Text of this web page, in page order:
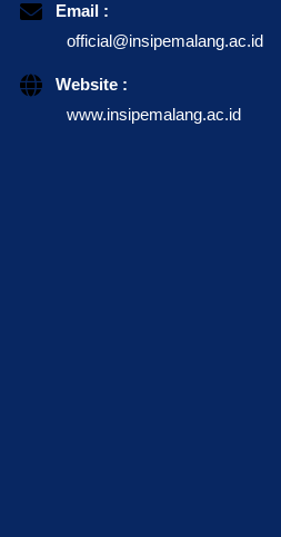
Email :
official@insipemalang.ac.id
Website :
www.insipemalang.ac.id